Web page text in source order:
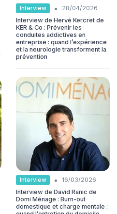
Interview •
28/04/2026
Interview de Hervé Kercret de
KER & Co : Prévenir les
conduites addictives en
entreprise : quand l’expérience
et la neurologie transforment la
prévention
Interview •
16/03/2026
Interview de David Ranic de
Domi Ménage : Burn-out
domestique et charge mentale :